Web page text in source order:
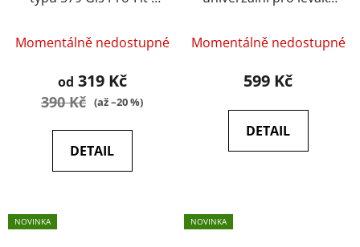
Momentálně nedostupné
od 319 Kč
390 Kč (až –20 %)
DETAIL
Ruger, Beretta, Colt
1911) - Amomax
Momentálně nedostupné
599 Kč
DETAIL
NOVINKA NOVINKA